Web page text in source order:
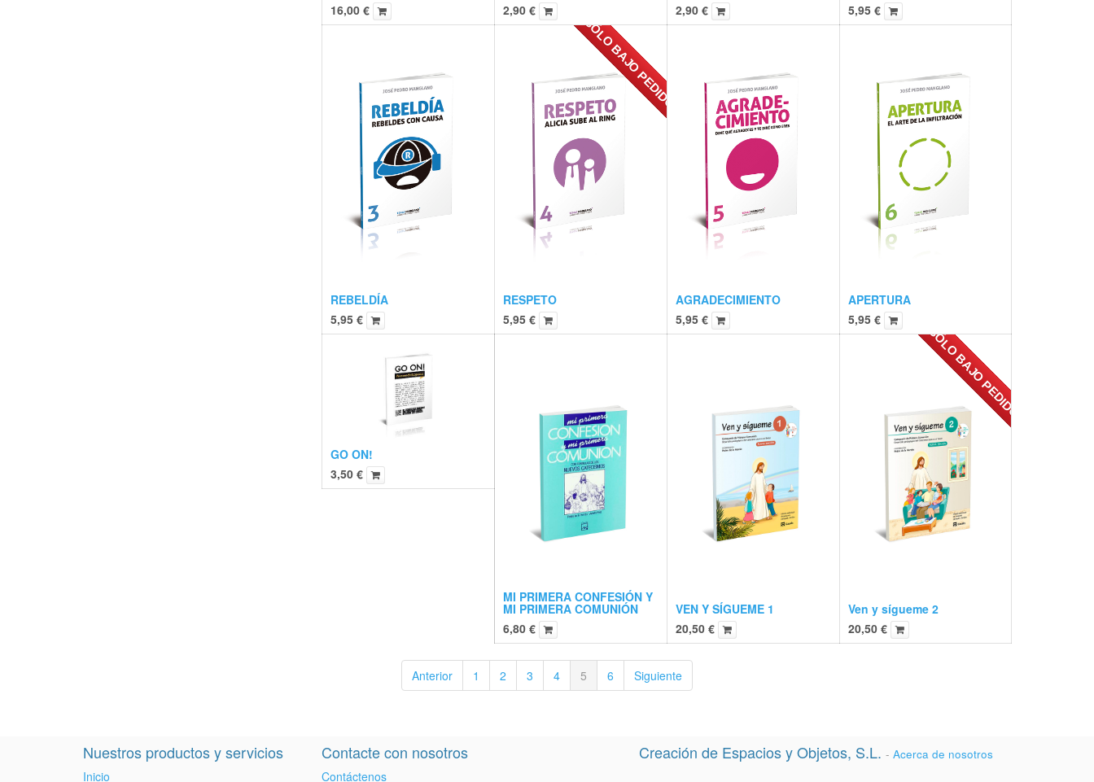
16,00€
2,90€
2,90€
5,95€
REBELDÍA
5,95€
SÓLO BAJO PEDIDO
RESPETO
5,95€
AGRADECIMIENTO
5,95€
APERTURA
5,95€
GO ON!
3,50€
MI PRIMERA CONFESIÓN Y
MI PRIMERA COMUNIÓN
6,80€
VEN Y SÍGUEME 1
20,50€
SÓLO BAJO PEDIDO
Ven y sígueme 2
20,50€
Anterior 1 2 3 4 5 6 Siguiente
Nuestros productos y servicios
Inicio
Contacte con nosotros
Contáctenos
Creación de Espacios y Objetos, S.L. - Acerca de nosotros